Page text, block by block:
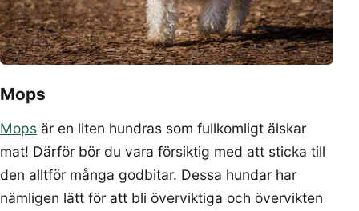
Mops
Mops är en liten hundras som fullkomligt älskar
mat! Därför bör du vara försiktig med att sticka till
den alltför många godbitar. Dessa hundar har
nämligen lätt för att bli överviktiga och övervikten